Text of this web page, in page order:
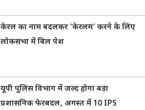
केरल का नाम बदलकर ‘केरलम’ करने के लिए
लोकसभा में बिल पेश
यूपी पुलिस विभाग में जल्द होगा बड़ा
प्रशासनिक फेरबदल, अगस्त में 10 IPS